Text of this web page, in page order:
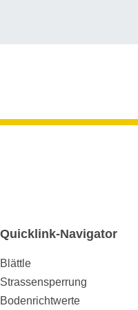
Quicklink-Navigator
Blättle
Strassensperrung
Bodenrichtwerte